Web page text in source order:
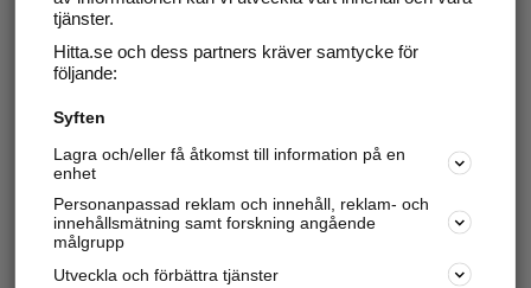
tjänster.
Hitta.se och dess partners kräver samtycke för
följande:
Syften
Lagra och/eller få åtkomst till information på en
enhet
Personanpassad reklam och innehåll, reklam- och
innehållsmätning samt forskning angående
målgrupp
Utveckla och förbättra tjänster